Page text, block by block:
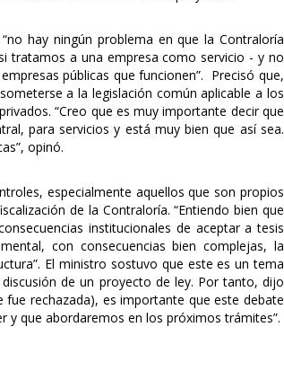
hay ningún problema en que la Contraloría
tratamos a una empresa como servicio - y no
públicas que funcionen”. Precisó que,
a la legislación común aplicable a los
“Creo que es muy importante decir que
para servicios y está muy bien que así sea.
opinó.
especialmente aquellos que son propios
de la Contraloría. “Entiendo bien que
institucionales de aceptar a tesis
con consecuencias bien complejas, la
El ministro sostuvo que este es un tema
de un proyecto de ley. Por tanto, dijo
rechazada), es importante que este debate
y que abordaremos en los próximos trámites”.